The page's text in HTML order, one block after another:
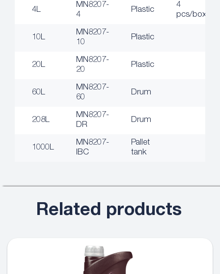
4L
MN8207-
4
Plastic
4
pcs/box
10L
MN8207-
10
Plastic
20L
MN8207-
20
Plastic
60L
MN8207-
60
Drum
208L
MN8207-
DR
Drum
1000L
MN8207-
IBC
Pallet
tank
Related products